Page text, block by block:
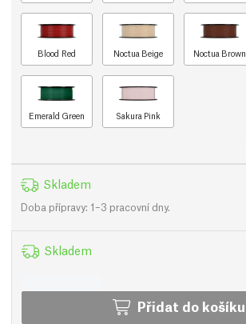
Blood Red Noctua Beige Noctua Brown
Emerald Green Sakura Pink
Skladem
Doba přípravy: 1–3 pracovní dny.
Skladem
Přidat do košíku